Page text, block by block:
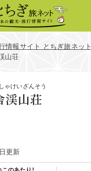
情報サイト とちぎ旅ネット
山荘
ゃけいざんそう
渓山荘
更新